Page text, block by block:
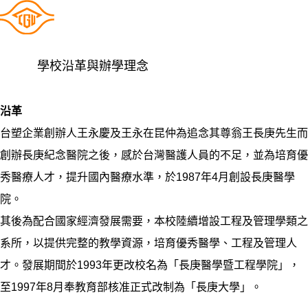
學校沿革與辦學理念
沿革
台塑企業創辦人王永慶及王永在昆仲為追念其尊翁王長庚先生而
創辦長庚紀念醫院之後，感於台灣醫護人員的不足，並為培育優
秀醫療人才，提升國內醫療水準，於1987年4月創設長庚醫學
院。
其後為配合國家經濟發展需要，本校陸續增設工程及管理學類之
系所，以提供完整的教學資源，培育優秀醫學、工程及管理人
才。發展期間於1993年更改校名為「長庚醫學暨工程學院」，
至1997年8月奉教育部核准正式改制為「長庚大學」。